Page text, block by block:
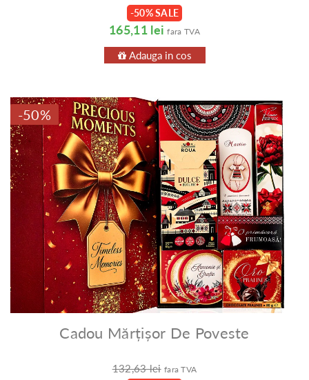
-50% SALE
165,11 lei fara TVA
Adauga in cos
-50%
Cadou Mărțișor De Poveste
132,63 lei fara TVA